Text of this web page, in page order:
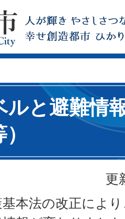
ルと避難情
更
基本法の改正によ